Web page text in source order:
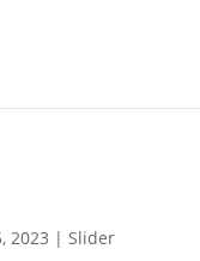
2023 |Slider